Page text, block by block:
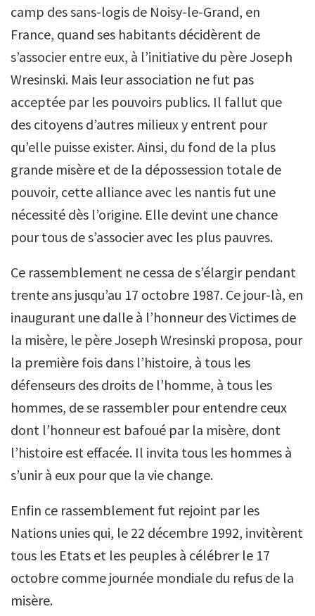
camp des sans-logis de Noisy-le-Grand, en
France, quand ses habitants décidèrent de
s’associer entre eux, à l’initiative du père Joseph
Wresinski. Mais leur association ne fut pas
acceptée par les pouvoirs publics. Il fallut que
des citoyens d’autres milieux y entrent pour
qu’elle puisse exister. Ainsi, du fond de la plus
grande misère et de la dépossession totale de
pouvoir, cette alliance avec les nantis fut une
nécessité dès l’origine. Elle devint une chance
pour tous de s’associer avec les plus pauvres.
Ce rassemblement ne cessa de s’élargir pendant
trente ans jusqu’au 17 octobre 1987. Ce jour-là, en
inaugurant une dalle à l’honneur des Victimes de
la misère, le père Joseph Wresinski proposa, pour
la première fois dans l’histoire, à tous les
défenseurs des droits de l’homme, à tous les
hommes, de se rassembler pour entendre ceux
dont l’honneur est bafoué par la misère, dont
l’histoire est effacée. Il invita tous les hommes à
s’unir à eux pour que la vie change.
Enfin ce rassemblement fut rejoint par les
Nations unies qui, le 22 décembre 1992, invitèrent
tous les Etats et les peuples à célébrer le 17
octobre comme journée mondiale du refus de la
misère.